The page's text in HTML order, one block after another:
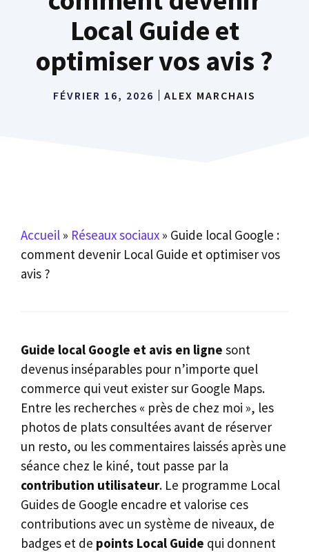
Local Guide et
optimiser vos avis ?
FÉVRIER 16, 2026 ALEX MARCHAIS
Accueil » Réseaux sociaux » Guide local Google :
comment devenir Local Guide et optimiser vos
avis ?
Guide local Google et avis en ligne sont
devenus inséparables pour n’importe quel
commerce qui veut exister sur Google Maps.
Entre les recherches « près de chez moi », les
photos de plats consultées avant de réserver
un resto, ou les commentaires laissés après une
séance chez le kiné, tout passe par la
contribution utilisateur. Le programme Local
Guides de Google encadre et valorise ces
contributions avec un système de niveaux, de
badges et de points Local Guide qui donnent